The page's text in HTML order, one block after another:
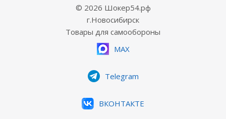
© 2026 Шокер54.рф
г.Новосибирск
Товары для самообороны
MAX
Telegram
ВКОНТАКТЕ